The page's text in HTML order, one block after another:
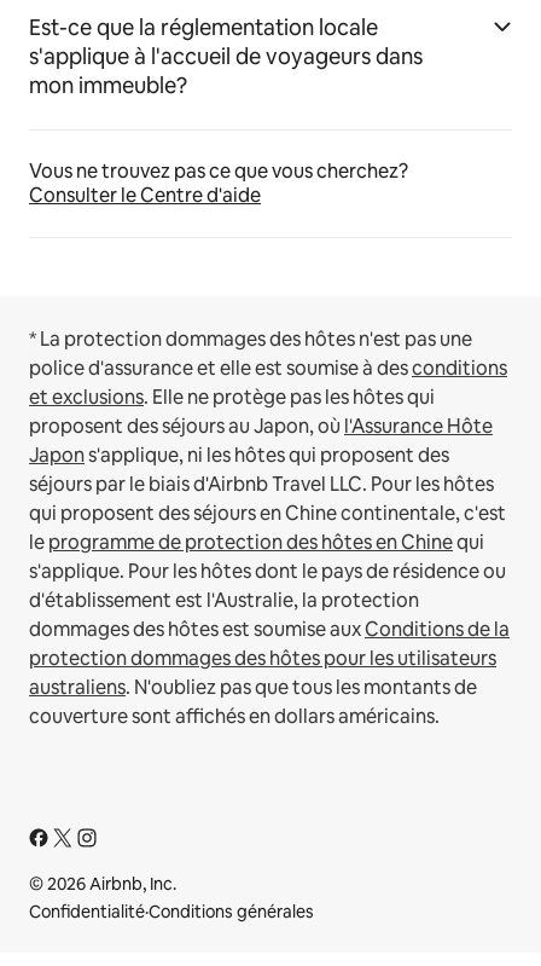
Est-ce que la réglementation locale
s'applique à l'accueil de voyageurs dans
mon immeuble?
Vous ne trouvez pas ce que vous cherchez?
Consulter le Centre d'aide
* La protection dommages des hôtes n'est pas une
police d'assurance et elle est soumise à desconditions
et exclusions. Elle ne protège pas les hôtes qui
proposent des séjours au Japon, où l'Assurance Hôte
Japons'applique, ni les hôtes qui proposent des
séjours par le biais d'Airbnb Travel LLC. Pour les hôtes
qui proposent des séjours en Chine continentale, c'est
leprogramme de protection des hôtes en Chinequi
s'applique. Pour les hôtes dont le pays de résidence ou
d'établissement est l'Australie, la protection
dommages des hôtes est soumise auxConditions de la
protection dommages des hôtes pour les utilisateurs
australiens. N'oubliez pas que tous les montants de
couverture sont affichés en dollars américains.
© 2026 Airbnb, Inc.
Confidentialité·Conditions générales